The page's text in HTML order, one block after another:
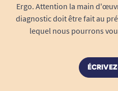
Conçu pour
sueur.
Entretien facile au
antidérapante qui
mouvement
Ergo. Attention la main
diagnostic doit être fait au
lequel nous pourrons